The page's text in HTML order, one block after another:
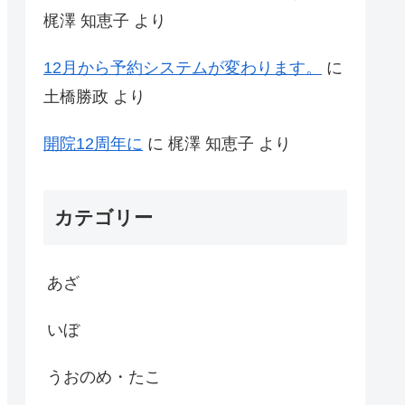
梶澤 知恵子 より
12月から予約システムが変わります。
に
土橋勝政 より
開院12周年に に 梶澤 知恵子 より
カテゴリー
あざ
いぼ
うおのめ・たこ